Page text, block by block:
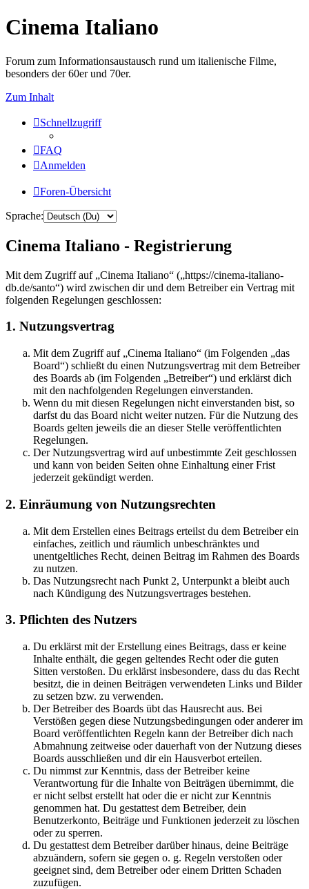
Cinema Italiano
Forum zum Informationsaustausch rund um italienische Filme,
besonders der 60er und 70er.
Zum Inhalt
Schnellzugriff
FAQ
Anmelden
Foren-Übersicht
Sprache:
Cinema Italiano - Registrierung
Mit dem Zugriff auf „Cinema Italiano“ („https://cinema-italiano-
db.de/santo“) wird zwischen dir und dem Betreiber ein Vertrag mit
folgenden Regelungen geschlossen:
1. Nutzungsvertrag
Mit dem Zugriff auf „Cinema Italiano“ (im Folgenden „das
Board“) schließt du einen Nutzungsvertrag mit dem Betreiber
des Boards ab (im Folgenden „Betreiber“) und erklärst dich
mit den nachfolgenden Regelungen einverstanden.
Wenn du mit diesen Regelungen nicht einverstanden bist, so
darfst du das Board nicht weiter nutzen. Für die Nutzung des
Boards gelten jeweils die an dieser Stelle veröffentlichten
Regelungen.
Der Nutzungsvertrag wird auf unbestimmte Zeit geschlossen
und kann von beiden Seiten ohne Einhaltung einer Frist
jederzeit gekündigt werden.
2. Einräumung von Nutzungsrechten
Mit dem Erstellen eines Beitrags erteilst du dem Betreiber ein
einfaches, zeitlich und räumlich unbeschränktes und
unentgeltliches Recht, deinen Beitrag im Rahmen des Boards
zu nutzen.
Das Nutzungsrecht nach Punkt 2, Unterpunkt a bleibt auch
nach Kündigung des Nutzungsvertrages bestehen.
3. Pflichten des Nutzers
Du erklärst mit der Erstellung eines Beitrags, dass er keine
Inhalte enthält, die gegen geltendes Recht oder die guten
Sitten verstoßen. Du erklärst insbesondere, dass du das Recht
besitzt, die in deinen Beiträgen verwendeten Links und Bilder
zu setzen bzw. zu verwenden.
Der Betreiber des Boards übt das Hausrecht aus. Bei
Verstößen gegen diese Nutzungsbedingungen oder anderer im
Board veröffentlichten Regeln kann der Betreiber dich nach
Abmahnung zeitweise oder dauerhaft von der Nutzung dieses
Boards ausschließen und dir ein Hausverbot erteilen.
Du nimmst zur Kenntnis, dass der Betreiber keine
Verantwortung für die Inhalte von Beiträgen übernimmt, die
er nicht selbst erstellt hat oder die er nicht zur Kenntnis
genommen hat. Du gestattest dem Betreiber, dein
Benutzerkonto, Beiträge und Funktionen jederzeit zu löschen
oder zu sperren.
Du gestattest dem Betreiber darüber hinaus, deine Beiträge
abzuändern, sofern sie gegen o. g. Regeln verstoßen oder
geeignet sind, dem Betreiber oder einem Dritten Schaden
zuzufügen.